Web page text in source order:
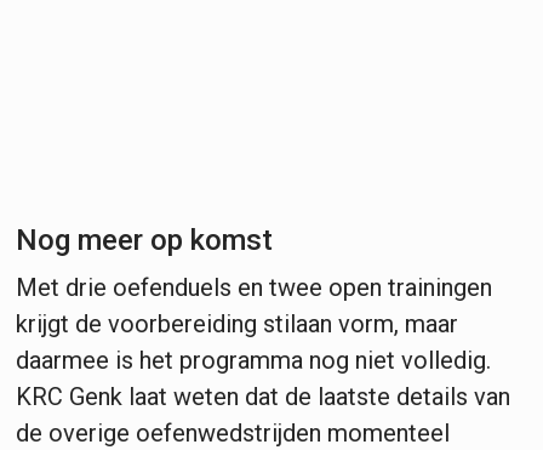
Nog meer op komst
Met drie oefenduels en twee open trainingen
krijgt de voorbereiding stilaan vorm, maar
daarmee is het programma nog niet volledig.
KRC Genk laat weten dat de laatste details van
de overige oefenwedstrijden momenteel